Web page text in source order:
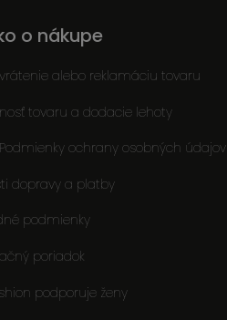
o nákupe
alebo reklamáciu tovaru
tovaru a dodacie lehoty
Podmienky ochrany osobných údajov
dopravy a platby
podmienky
poriadok
podporuje ženy